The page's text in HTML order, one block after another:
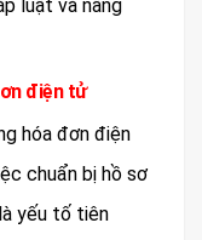
luật và nâng
điện tử
hóa đơn điện
chuẩn bị hồ sơ
yếu tố tiên